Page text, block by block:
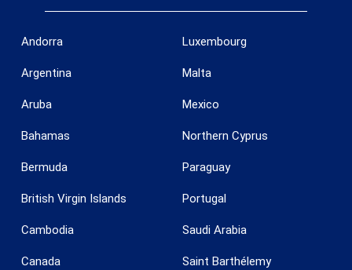
Andorra
Argentina
Aruba
Bahamas
Bermuda
British Virgin Islands
Cambodia
Canada
Luxembourg
Malta
Mexico
Northern Cyprus
Paraguay
Portugal
Saudi Arabia
Saint Barthélemy